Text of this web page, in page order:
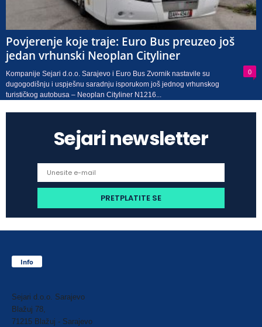
Povjerenje koje traje: Euro Bus preuzeo još
jedan vrhunski Neoplan Cityliner
0
Kompanije Sejari d.o.o. Sarajevo i Euro Bus Zvornik nastavile su
dugogodišnju i uspješnu saradnju isporukom još jednog vrhunskog
turističkog autobusa – Neoplan Cityliner N1216...
Sejari newsletter
Info
Sejari d.o.o. Sarajevo
Blažuj 78,
71215 Blažuj - Sarajevo